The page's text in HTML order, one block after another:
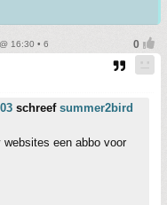
16:30 • 6
schreef summer2bird
een abbo voor